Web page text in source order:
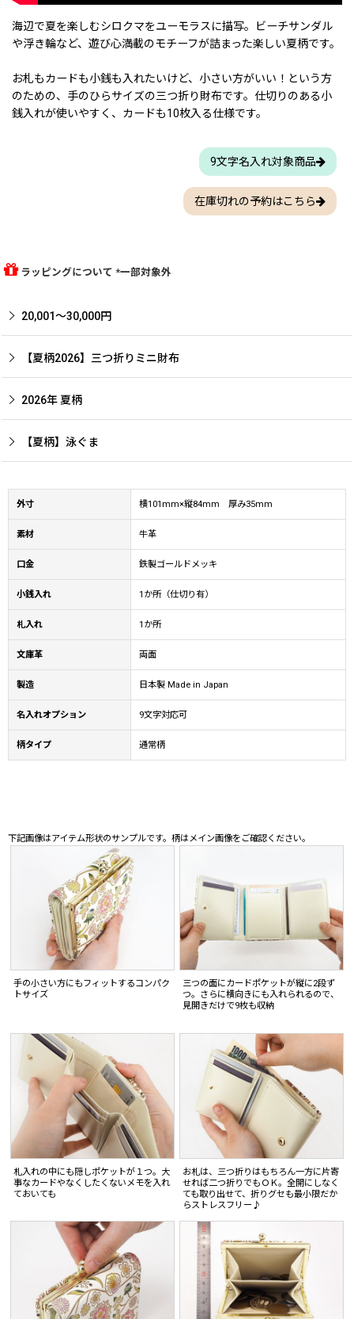
海辺で夏を楽しむシロクマをユーモラスに描写。ビーチサンダル
や浮き輪など、遊び心満載のモチーフが詰まった楽しい夏柄です。
お札もカードも小銭も入れたいけど、小さい方がいい！という方
のための、手のひらサイズの三つ折り財布です。仕切りのある小
銭入れが使いやすく、カードも10枚入る仕様です。
9文字名入れ対象商品
在庫切れの予約はこちら
ラッピングについて *一部対象外
20,001〜30,000円
【夏柄2026】三つ折りミニ財布
2026年 夏柄
【夏柄】泳ぐま
外寸 横101mm×縦84mm 厚み35mm
素材 牛革
口金 鉄製ゴールドメッキ
小銭入れ 1か所（仕切り有）
札入れ 1か所
文庫革 両面
製造 日本製 Made in Japan
名入れオプション 9文字対応可
柄タイプ 通常柄
下記画像はアイテム形状のサンプルです。柄はメイン画像をご確認ください。
手の小さい方にもフィットするコンパク
トサイズ
三つの面にカードポケットが縦に2段ず
つ。さらに横向きにも入れられるので、
見開きだけで9枚も収納
札入れの中にも隠しポケットが１つ。大
事なカードやなくしたくないメモを入れ
ておいても
お札は、三つ折りはもちろん一方に片寄
せれば二つ折りでもＯＫ。全開にしなく
ても取り出せて、折りグセも最小限だか
らストレスフリー♪